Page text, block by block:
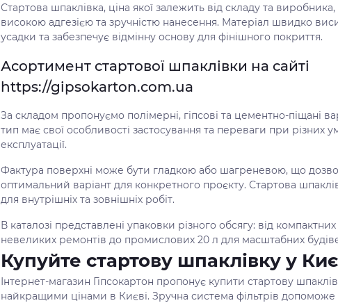
Стартова шпаклівка, ціна якої залежить від складу та виробника,
високою адгезією та зручністю нанесення. Матеріал швидко
усадки та забезпечує відмінну основу для фінішного покриття.
Асортимент стартової шпаклівки на сайті
https://gipsokarton.com.ua
За складом пропонуємо полімерні, гіпсові та цементно-піщані
тип має свої особливості застосування та переваги при різних
експлуатації.
Фактура поверхні може бути гладкою або шагреневою, що
оптимальний варіант для конкретного проєкту. Стартова
для внутрішніх та зовнішніх робіт.
В каталозі представлені упаковки різного обсягу: від компактних
невеликих ремонтів до промислових 20 л для масштабних
Купуйте стартову шпаклівку у
Інтернет-магазин Гіпсокартон пропонує купити стартову
найкращими цінами в Києві. Зручна система фільтрів